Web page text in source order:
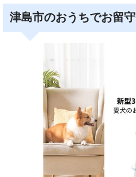
津島市のおうちでお留